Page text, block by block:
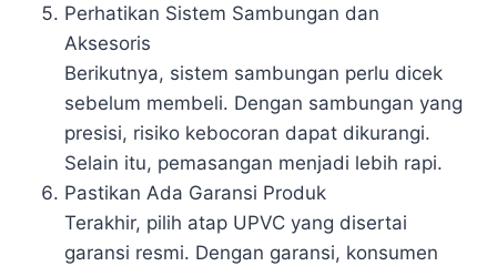
Perhatikan Sistem Sambungan dan
Aksesoris
Berikutnya, sistem sambungan perlu dicek
sebelum membeli. Dengan sambungan yang
presisi, risiko kebocoran dapat dikurangi.
Selain itu, pemasangan menjadi lebih rapi.
Pastikan Ada Garansi Produk
Terakhir, pilih atap UPVC yang disertai
garansi resmi. Dengan garansi, konsumen